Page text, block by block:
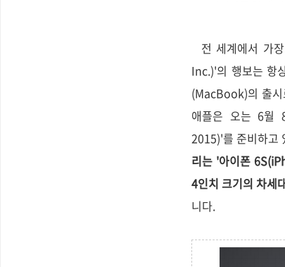
전 세계에서 가
Inc.)'의 행보는 항
(MacBook)의 출시
애플은 오는 6월
2015)'를 준비하고
리는 '아이폰
4인치 크기의 차세
니다.